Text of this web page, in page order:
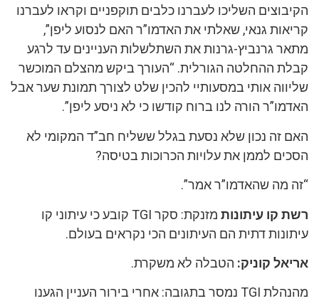
הקיבוצים השליכו לעברנו כלבים תוקפניים וקראו לעברנו
קריאות גנאי, שאלתי את האדמו”ר האם לנסוע ליפן”,
מתאר גרנביץ-גרנות את השתלשלות העניינים עד לרגע
קבלת ההחלטה הגורלית. “העורך ביקש מהצלם המוכשר
שליווה אותי במסעותיי להכין שלט לצורך תמונת שער אבל
האדמו”ר הורה לנו ברוח קודשו כי לא ניסע ליפן”.
האם זה נכון שלא נסעת בגלל ששליח חב”ד המקומי לא
הסכים לממן את עלויות הכרוכות בטיסה?
“זה מה שהאדמו”ר אמר”.
רשת קו עיתונות
מזנקת: סקר TGI קובע כי עיתוני קו
עיתונות דתית הם העיתונים הכי נקראים בעולם.
אריאל קוניק: הטבלה לא משקרת.
מהנהלת TGI נמסר בתגובה: אחרי בירור העניין הגענו